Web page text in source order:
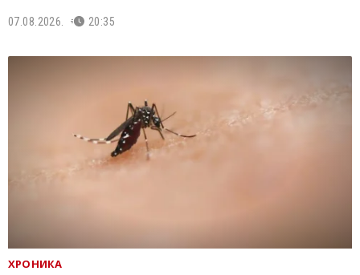
07.08.2026. 20:35
ХРОНИКА